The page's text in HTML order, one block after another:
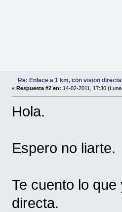
Re: Enlace a 1 km, con vision
« Respuesta #2 en: 14-02-2011, 17:30
Hola.
Espero no liarte.
Te cuento lo
directa.